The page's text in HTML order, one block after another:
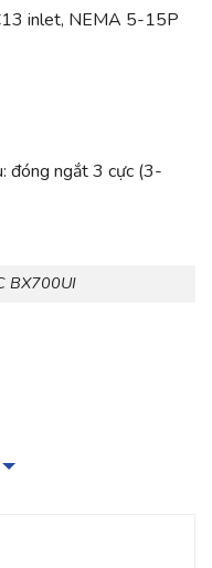
inlet, NEMA 5-15P
đóng ngắt 3 cực (3-
BX700UI
700VA